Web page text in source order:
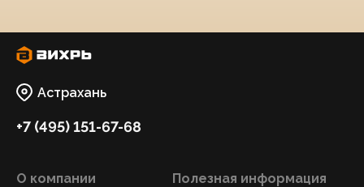
Астрахань
+7 (495) 151-67-68
О компании Полезная информация